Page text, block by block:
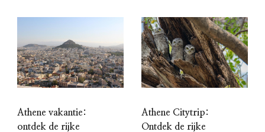
Athene vakantie:
ontdek de rijke
Athene Citytrip:
Ontdek de rijke